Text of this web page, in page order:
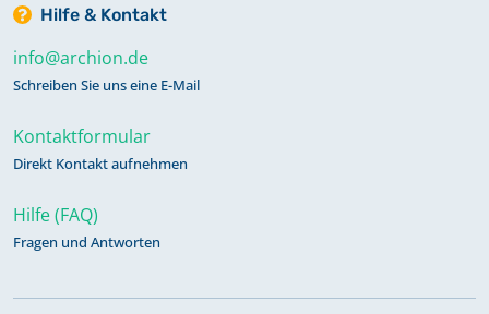
Hilfe & Kontakt
info@archion.de
Schreiben Sie uns eine E-Mail
Kontaktformular
Direkt Kontakt aufnehmen
Hilfe (FAQ)
Fragen und Antworten